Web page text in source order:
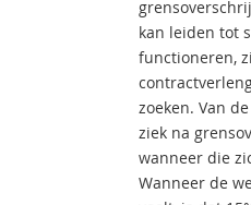
kan leiden tot
functioneren,
zoeken. Van
ziek na
wanneer die
Wanneer de